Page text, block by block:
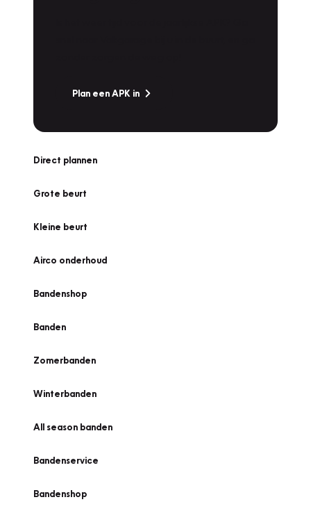
Plan een APK in
Direct plannen
Grote beurt
Kleine beurt
Airco onderhoud
Bandenshop
Banden
Zomerbanden
Winterbanden
All season banden
Bandenservice
Bandenshop